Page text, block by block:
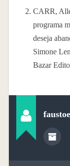
CARR,
programa
deseja
Simone
Bazar